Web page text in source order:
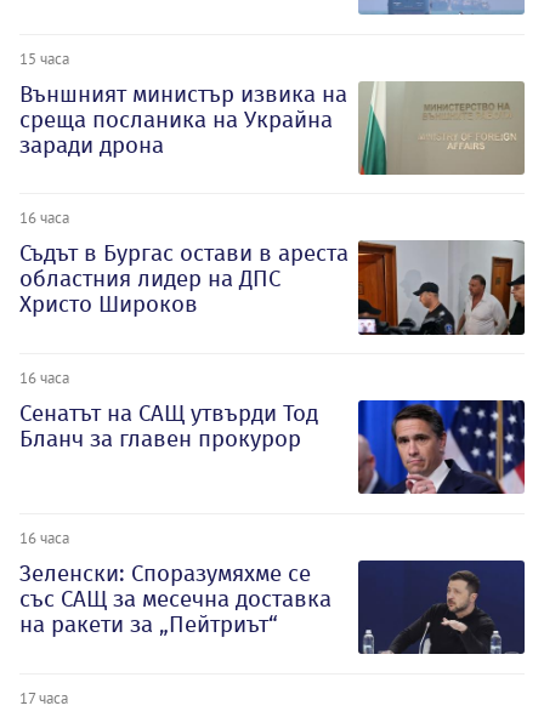
15 часа
Външният министър извика на
среща посланика на Украйна
заради дрона
16 часа
Съдът в Бургас остави в ареста
областния лидер на ДПС
Христо Широков
16 часа
Сенатът на САЩ утвърди Тод
Бланч за главен прокурор
16 часа
Зеленски: Споразумяхме се
със САЩ за месечна доставка
на ракети за „Пейтриът“
17 часа